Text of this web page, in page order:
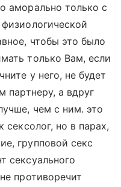
аморально только с
чтобы это было
только Вам, если
у него, не будет
партнеру, а вдруг
чем с ним. это
сексолог, но в парах,
групповой секс
сексуального
противоречит